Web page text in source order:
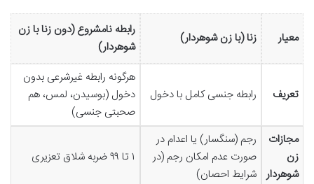
معیار زنا (با زن شوهردار)
رابطه نامشروع (دون زنا با زن
شوهردار)
تعریف رابطه جنسی کامل با دخول
هرگونه رابطه غیرشرعی بدون
دخول (بوسیدن، لمس، هم
صحبتی جنسی)
مجازات
زن
شوهردار
رجم (سنگسار) یا اعدام در
صورت عدم امکان رجم (در
شرایط احصان)
۱ تا ۹۹ ضربه شلاق تعزیری